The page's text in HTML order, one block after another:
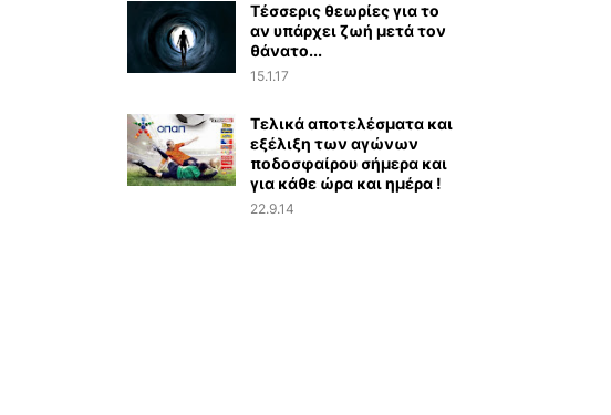
Τέσσερις θεωρίες για το
αν υπάρχει ζωή μετά τον
θάνατο...
15.1.17
Τελικά αποτελέσματα και
εξέλιξη των αγώνων
ποδοσφαίρου σήμερα και
για κάθε ώρα και ημέρα !
22.9.14